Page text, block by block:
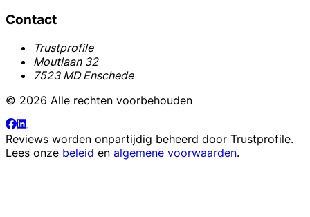
Contact
Trustprofile
Moutlaan 32
7523 MD Enschede
© 2026 Alle rechten voorbehouden
Reviews worden onpartijdig beheerd door Trustprofile.
Lees onze beleid en algemene voorwaarden.